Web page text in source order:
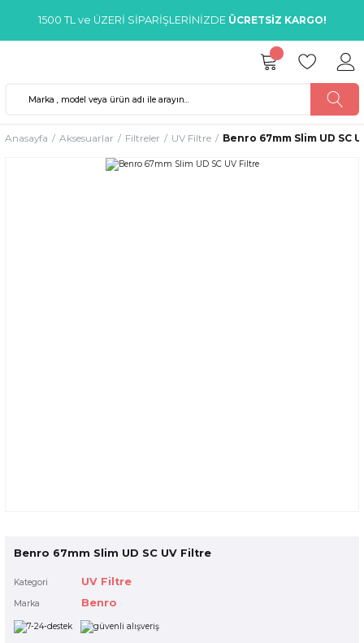
1500 TL ve ÜZERİ SİPARİŞLERİNİZDE ÜCRETSİZ KARGO!
Anasayfa Aksesuarlar Filtreler UV Filtre Benro 67mm Slim UD SC
Benro 67mm Slim UD SC UV Filtre
Kategori UV Filtre
Marka Benro